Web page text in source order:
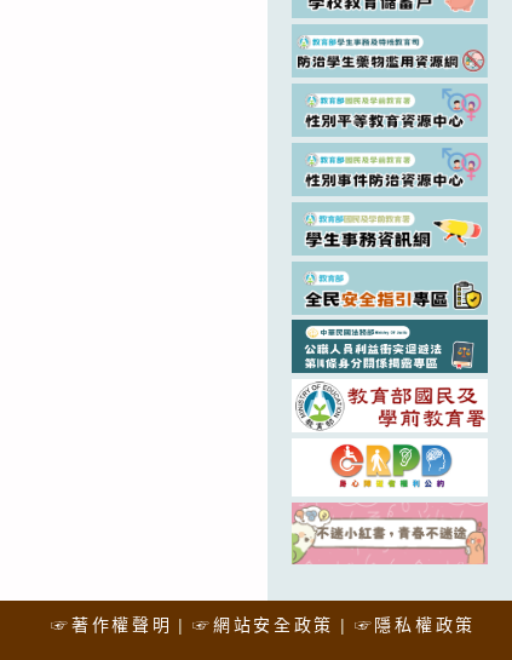
☞著作權聲明 ☞網站安全政策 ☞隱私權政策